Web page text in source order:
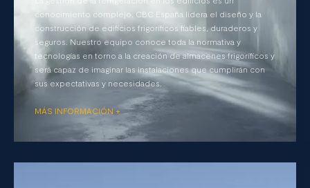
conocimiento complejo. CBC España lidera el diseño y la
construcción de edificios frigoríficos fiables, duraderos y
seguros. Nuestro equipo conoce toda la normativa y
tecnologías en torno a la creación de almacenes frigoríficos y
será capaz de imaginar las instalaciones que cumplirán con
sus expectativas y necesidades.
MÁS INFORMACIÓN +